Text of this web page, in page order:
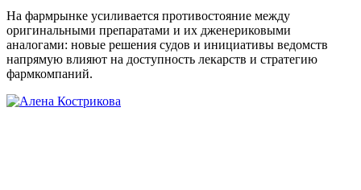
На фармрынке усиливается противостояние между
оригинальными препаратами и их дженериковыми
аналогами: новые решения судов и инициативы ведомств
напрямую влияют на доступность лекарств и стратегию
фармкомпаний.